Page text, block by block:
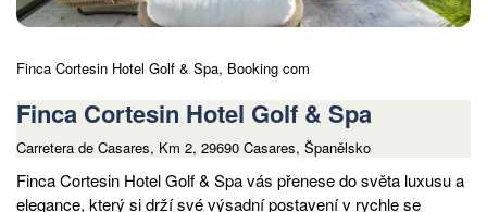
Finca Cortesin Hotel Golf & Spa, Booking com
Finca Cortesin Hotel Golf & Spa
Carretera de Casares, Km 2, 29690 Casares, Španělsko
Finca Cortesin Hotel Golf & Spa vás přenese do světa luxusu a
elegance, který si drží své výsadní postavení v rychle se